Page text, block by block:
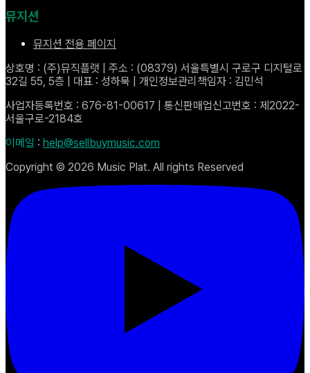
뮤지션
뮤지션 전용 페이지
상호명 : (주)뮤직플랫 | 주소 : (08379) 서울특별시 구로구 디지털로
32길 55, 5층 | 대표 : 성하묵 | 개인정보관리책임자 : 김민석
사업자등록번호 : 676-81-00617 | 통신판매업신고번호 : 제2022-
서울구로-2184호
이메일 : help@sellbuymusic.com
Copyright © 2026 Music Plat. All rights Reserved